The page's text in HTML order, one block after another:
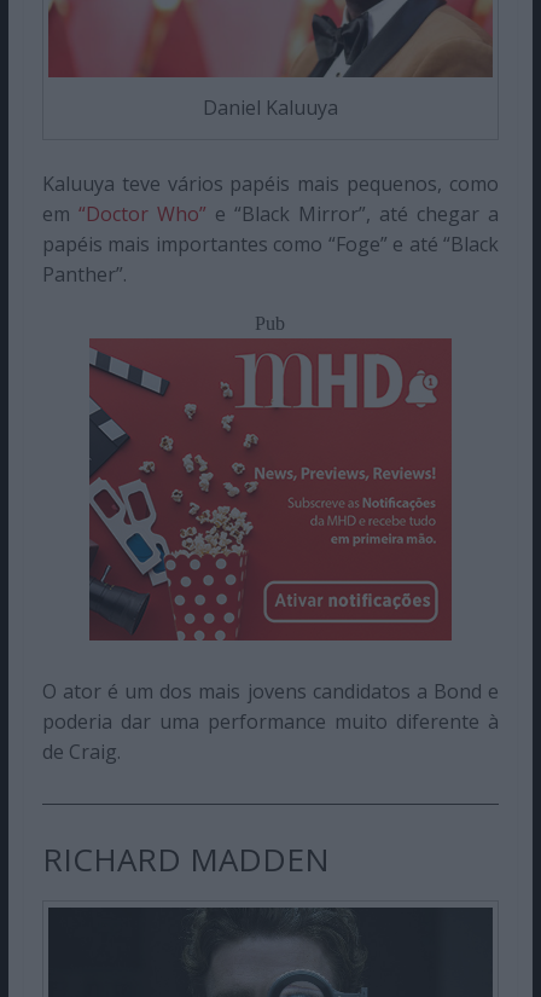
Daniel Kaluuya
Kaluuya teve vários papéis mais pequenos, como
em “Doctor Who” e “Black Mirror”, até chegar a
papéis mais importantes como “Foge” e até “Black
Panther”.
Pub
O ator é um dos mais jovens candidatos a Bond e
poderia dar uma performance muito diferente à
de Craig.
RICHARD MADDEN